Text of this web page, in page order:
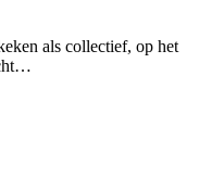
als collectief, op het